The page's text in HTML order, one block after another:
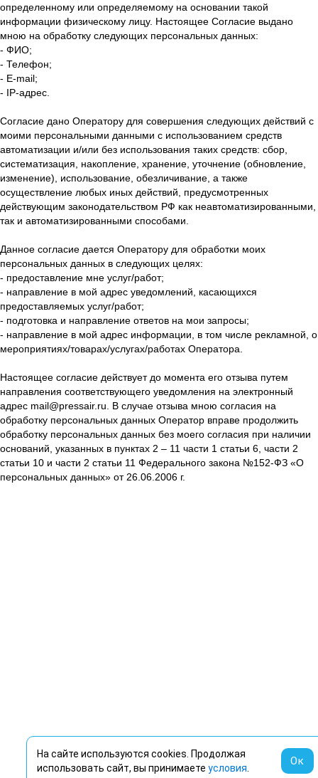
определенному или определяемому на основании такой
информации физическому лицу. Настоящее Согласие выдано
мною на обработку следующих персональных данных:
- ФИО;
- Телефон;
- E-mail;
- IP-адрес.
Согласие дано Оператору для совершения следующих действий с
моими персональными данными с использованием средств
автоматизации и/или без использования таких средств: сбор,
систематизация, накопление, хранение, уточнение (обновление,
изменение), использование, обезличивание, а также
осуществление любых иных действий, предусмотренных
действующим законодательством РФ как неавтоматизированными,
так и автоматизированными способами.
Данное согласие дается Оператору для обработки моих
персональных данных в следующих целях:
- предоставление мне услуг/работ;
- направление в мой адрес уведомлений, касающихся
предоставляемых услуг/работ;
- подготовка и направление ответов на мои запросы;
- направление в мой адрес информации, в том числе рекламной, о
мероприятиях/товарах/услугах/работах Оператора.
Настоящее согласие действует до момента его отзыва путем
направления соответствующего уведомления на электронный
адрес mail@pressair.ru. В случае отзыва мною согласия на
обработку персональных данных Оператор вправе продолжить
обработку персональных данных без моего согласия при наличии
оснований, указанных в пунктах 2 – 11 части 1 статьи 6, части 2
статьи 10 и части 2 статьи 11 Федерального закона №152-ФЗ «О
персональных данных» от 26.06.2006 г.
На сайте используются cookies. Продолжая
использовать сайт, вы принимаете условия
Ок